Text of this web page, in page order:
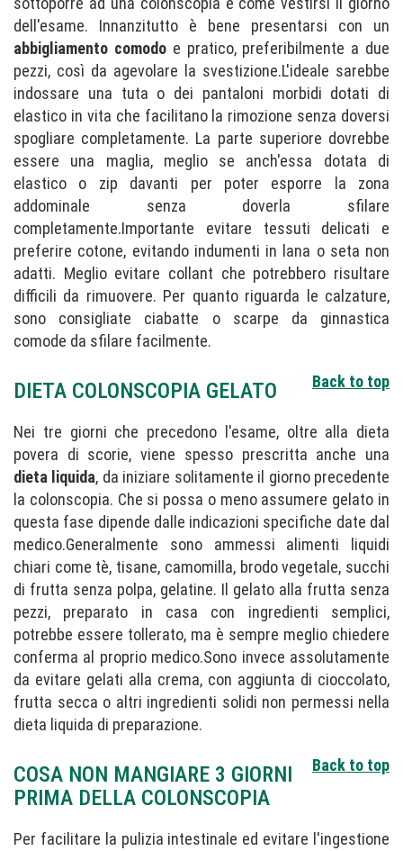
dell'esame. Innanzitutto è bene presentarsi con un
abbigliamento comodoe pratico, preferibilmente a due
pezzi, così da agevolare la svestizione.L'ideale sarebbe
indossare una tuta o dei pantaloni morbidi dotati di
elastico in vita che facilitano la rimozione senza doversi
spogliare completamente. La parte superiore dovrebbe
essere una maglia, meglio se anch'essa dotata di
elastico o zip davanti per poter esporre la zona
addominale senza doverla sfilare
completamente.Importante evitare tessuti delicati e
preferire cotone, evitando indumenti in lana o seta non
adatti. Meglio evitare collant che potrebbero risultare
difficili da rimuovere. Per quanto riguarda le calzature,
sono consigliate ciabatte o scarpe da ginnastica
comode da sfilare facilmente.
Back to top
DIETA COLONSCOPIA GELATO
Nei tre giorni che precedono l'esame, oltre alla dieta
povera di scorie, viene spesso prescritta anche una
dieta liquida, da iniziare solitamente il giorno precedente
la colonscopia. Che si possa o meno assumere gelato in
questa fase dipende dalle indicazioni specifiche date dal
medico.Generalmente sono ammessi alimenti liquidi
chiari come tè, tisane, camomilla, brodo vegetale, succhi
di frutta senza polpa, gelatine. Il gelato alla frutta senza
pezzi, preparato in casa con ingredienti semplici,
potrebbe essere tollerato, ma è sempre meglio chiedere
conferma al proprio medico.Sono invece assolutamente
da evitare gelati alla crema, con aggiunta di cioccolato,
frutta secca o altri ingredienti solidi non permessi nella
dieta liquida di preparazione.
Back to top
COSA NON MANGIARE 3 GIORNI
PRIMA DELLA COLONSCOPIA
Per facilitare la pulizia intestinale ed evitare l'ingestione